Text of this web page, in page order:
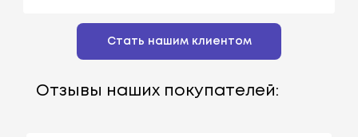
Стать нашим клиентом
Отзывы наших покупателей: